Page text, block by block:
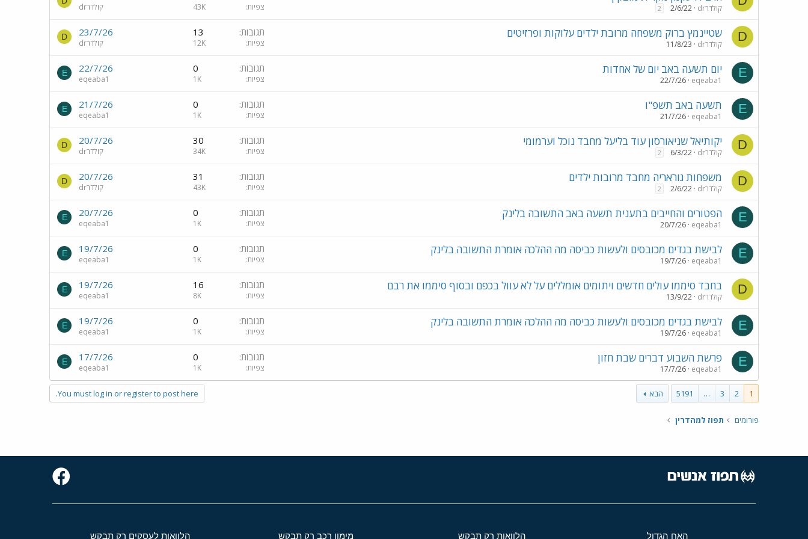
drקולדר 2/6/22
2 צפיות 43K drקולדר
D שטיינמץ ברוק משפחה מרובת ילדים עלוקות ופרזיטים
drקולדר 11/8/23
תגובות 13
צפיות 12K
23/7/26
drקולדר
D
E יום תשעה באב יום של אחדות
eqeaba1
22/7/26
תגובות 0
צפיות 1K
22/7/26
eqeaba1
E
E תשעה באב תשפ"ו
eqeaba1
21/7/26
תגובות 0
צפיות 1K
21/7/26
eqeaba1
E
D יקותיאל שניאורסון עוד בליעל מחבד נוכל וערמומי
drקולדר 6/3/22
2
תגובות 30
צפיות 34K
20/7/26
drקולדר
D
D משפחות גוראריה מחבד מרובות ילדים
drקולדר 2/6/22
2
תגובות 31
צפיות 43K
20/7/26
drקולדר
D
E הפטורים והחייבים בתענית תשעה באב התשובה בלינק
eqeaba1
20/7/26
תגובות 0
צפיות 1K
20/7/26
eqeaba1
E
E לבישת בגדים מכובסים ולעשות כביסה מה ההלכה אומרת התשובה בלינק
eqeaba1
19/7/26
תגובות 0
צפיות 1K
19/7/26
eqeaba1
E
D בחבד סיממו עולים חדשים ויתומים אומללים על לא עוול בכפם ובסוף סיממו את רבם
drקולדר 13/9/22
תגובות 16
צפיות 8K
19/7/26
eqeaba1
E
E לבישת בגדים מכובסים ולעשות כביסה מה ההלכה אומרת התשובה בלינק
eqeaba1
19/7/26
תגובות 0
צפיות 1K
19/7/26
eqeaba1
E
E פרשת השבוע דברים שבת חזון
eqeaba1
17/7/26
תגובות 0
צפיות 1K
17/7/26
eqeaba1
E
1
2
3
…
5191 הבא You must log in or register to post here.
פורומים תפוז למהדרין
האח הגדול הלוואות רק תבקש מימון רכב רק תבקש הלוואות לעסקים רק תבקש